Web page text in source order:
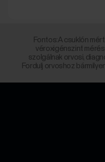
Fontos:A csuklón
véroxigénszint
szolgálnak orvosi,
Fordulj orvoshoz